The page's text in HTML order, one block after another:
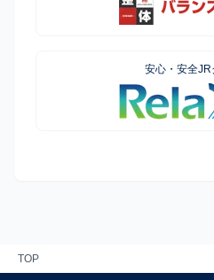
安心・安全JR
TOP